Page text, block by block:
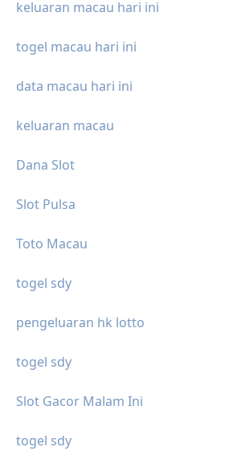
keluaran macau hari ini
togel macau hari ini
data macau hari ini
keluaran macau
Dana Slot
Slot Pulsa
Toto Macau
togel sdy
pengeluaran hk lotto
togel sdy
Slot Gacor Malam Ini
togel sdy